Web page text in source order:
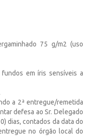
75 g/m2 (uso
em íris sensíveis a
a 2ª entregue/remetida
defesa ao Sr. Delegado
dias, contados da data do
no órgão local do